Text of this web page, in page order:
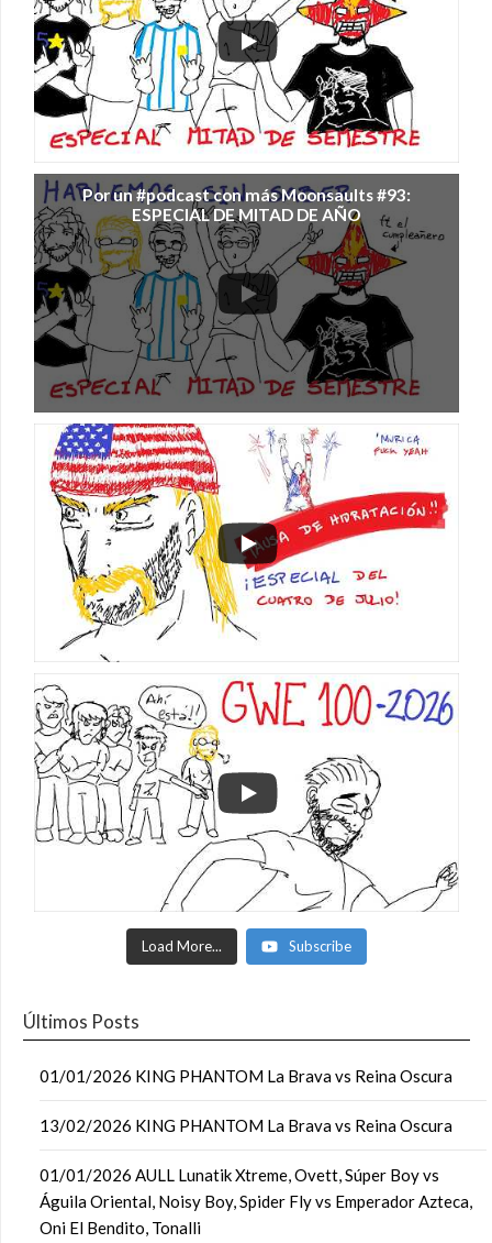
Por un #podcast con más Moonsaults #93:
ESPECIAL DE MITAD DE AÑO
Load More... Subscribe
Últimos Posts
01/01/2026 KING PHANTOM La Brava vs Reina Oscura
13/02/2026 KING PHANTOM La Brava vs Reina Oscura
01/01/2026 AULL Lunatik Xtreme, Ovett, Súper Boy vs
Águila Oriental, Noisy Boy, Spider Fly vs Emperador Azteca,
Oni El Bendito, Tonalli